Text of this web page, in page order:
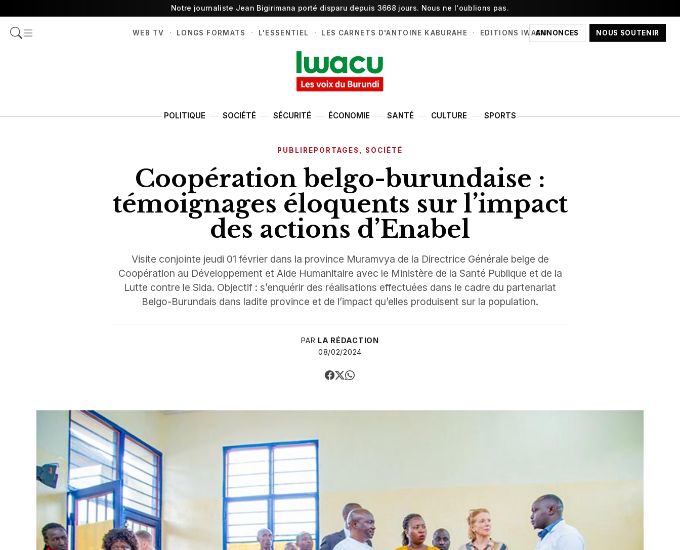
Notre journaliste Jean Bigirimana porté disparu depuis 3668 jours. Nous ne l'oublions pas.
ANNONCES NOUS SOUTENIR
WEB TV · LONGS FORMATS · L'ESSENTIEL · LES CARNETS D'ANTOINE KABURAHE · EDITIONS IWACU
POLITIQUE SOCIÉTÉ SÉCURITÉ ÉCONOMIE SANTÉ CULTURE SPORTS
PUBLIREPORTAGES SOCIÉTÉ
Coopération belgo-burundaise :
témoignages éloquents sur l’impact
des actions d’Enabel
Visite conjointe jeudi 01 février dans la province Muramvya de la Directrice Générale belge de
Coopération au Développement et Aide Humanitaire avec le Ministère de la Santé Publique et de la
Lutte contre le Sida. Objectif : s’enquérir des réalisations effectuées dans le cadre du partenariat
Belgo-Burundais dans ladite province et de l’impact qu’elles produisent sur la population.
PAR LA RÉDACTION
08/02/2024